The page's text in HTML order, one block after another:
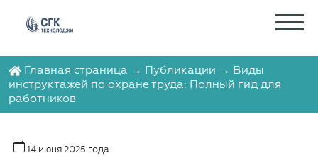
Главная страница → Публикации → Виды
инструктажей по охране труда: Полный гид для
работников
14 июня 2025 года